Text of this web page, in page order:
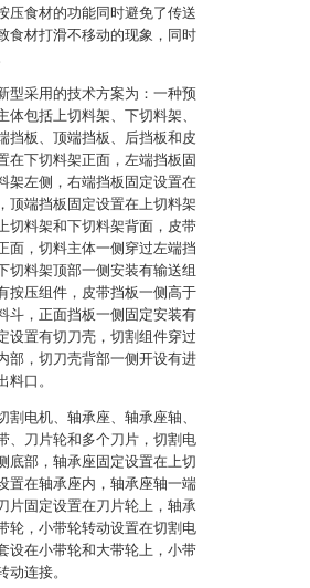
压食材的功能同时避免了传送
食材打滑不移动的现象，同时
型采用的技术方案为：一种预
包括上切料架、下切料架、
挡板、顶端挡板、后挡板和皮
在下切料架正面，左端挡板固
架左侧，右端挡板固定设置在
顶端挡板固定设置在上切料架
切料架和下切料架背面，皮带
面，切料主体一侧穿过左端挡
切料架顶部一侧安装有输送组
按压组件，皮带挡板一侧高于
斗，正面挡板一侧固定安装有
设置有切刀壳，切割组件穿过
部，切刀壳背部一侧开设有进
料口。
电机、轴承座、轴承座轴、
、刀片轮和多个刀片，切割电
底部，轴承座固定设置在上切
置在轴承座内，轴承座轴一端
片固定设置在刀片轮上，轴承
轮，小带轮转动设置在切割电
设在小带轮和大带轮上，小带
动连接。